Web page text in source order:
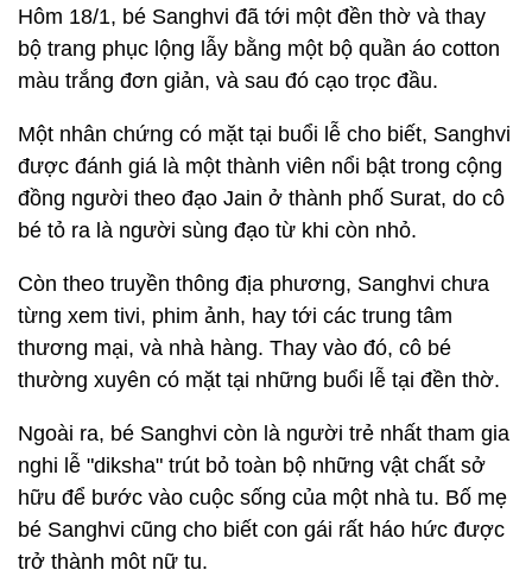
Hôm 18/1, bé Sanghvi đã tới một đền thờ và thay
bộ trang phục lộng lẫy bằng một bộ quần áo cotton
màu trắng đơn giản, và sau đó cạo trọc đầu.
Một nhân chứng có mặt tại buổi lễ cho biết, Sanghvi
được đánh giá là một thành viên nổi bật trong cộng
đồng người theo đạo Jain ở thành phố Surat, do cô
bé tỏ ra là người sùng đạo từ khi còn nhỏ.
Còn theo truyền thông địa phương, Sanghvi chưa
từng xem tivi, phim ảnh, hay tới các trung tâm
thương mại, và nhà hàng. Thay vào đó, cô bé
thường xuyên có mặt tại những buổi lễ tại đền thờ.
Ngoài ra, bé Sanghvi còn là người trẻ nhất tham gia
nghi lễ "diksha" trút bỏ toàn bộ những vật chất sở
hữu để bước vào cuộc sống của một nhà tu. Bố mẹ
bé Sanghvi cũng cho biết con gái rất háo hức được
trở thành một nữ tu.